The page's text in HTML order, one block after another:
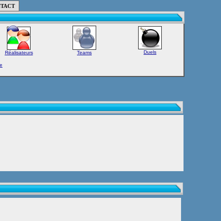
Réalisateurs Teams Duels